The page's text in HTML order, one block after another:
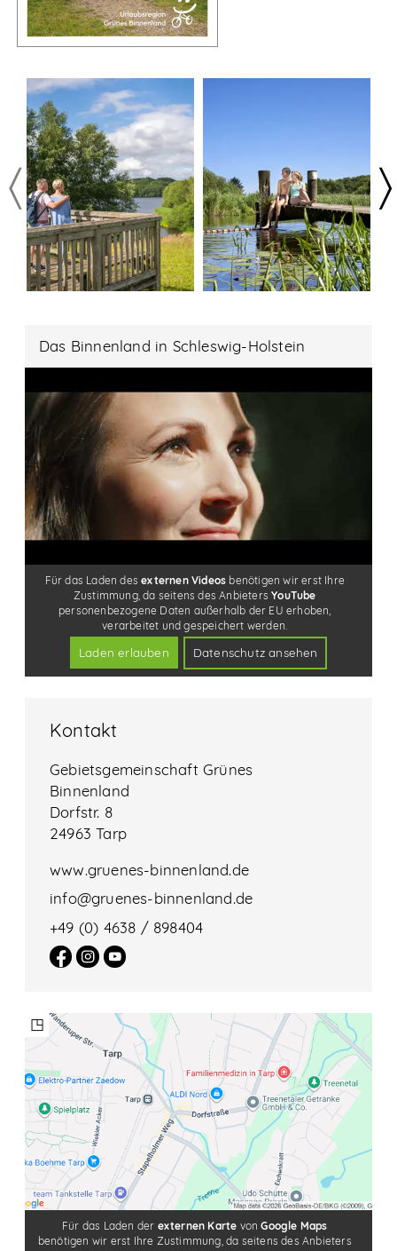
Das Binnenland in Schleswig-Holstein
Kontakt
Gebietsgemeinschaft Grünes
Binnenland
Dorfstr. 8
24963 Tarp
www.gruenes-binnenland.de
info@gruenes-binnenland.de
+49 (0) 4638 / 898404
◳